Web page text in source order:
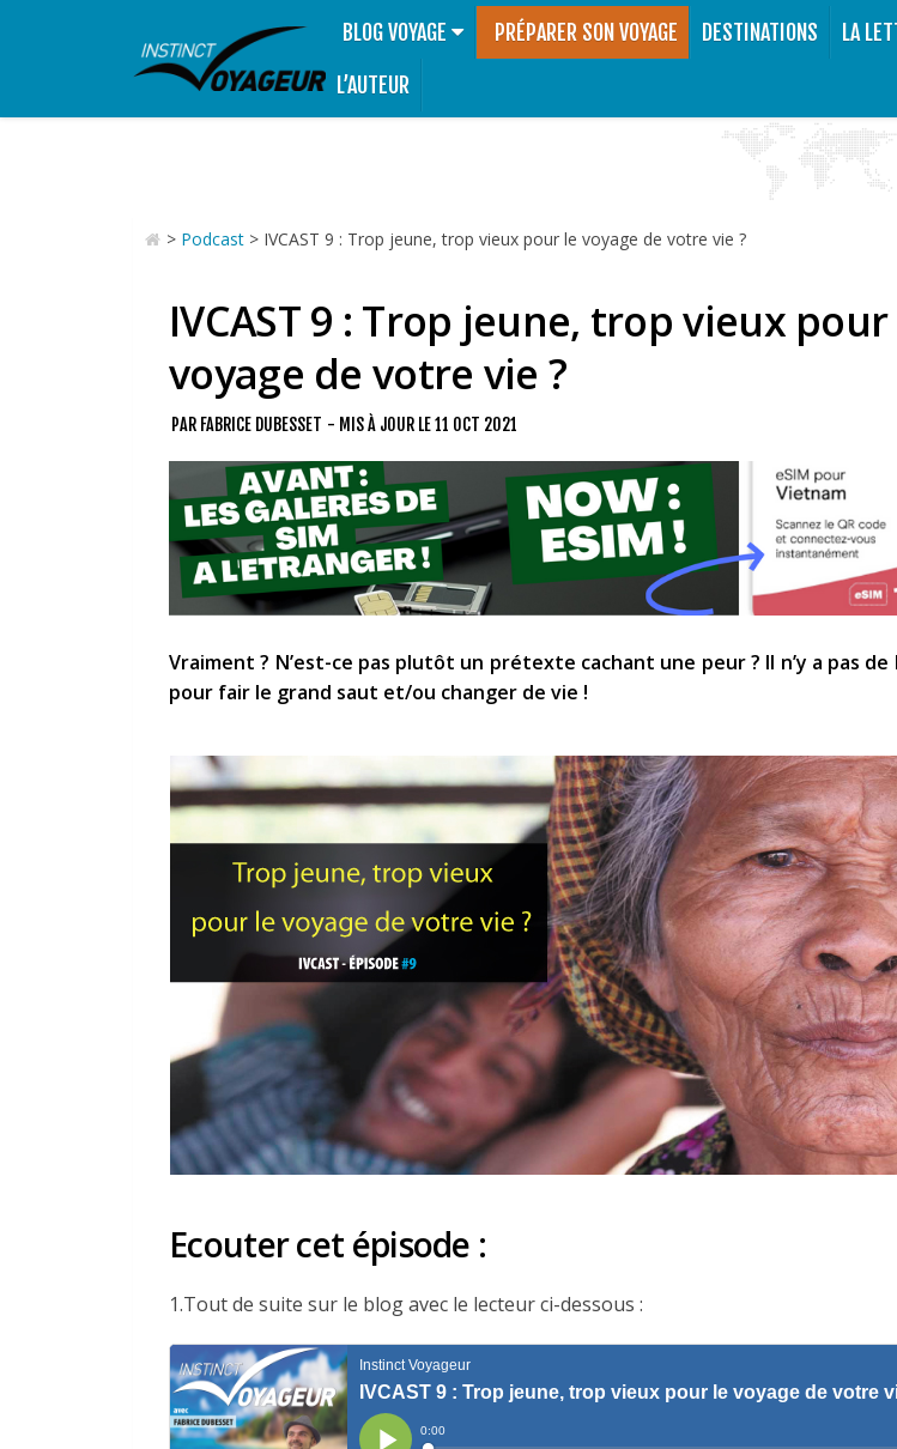
BLOG VOYAGE PRÉPARER SON VOYAGE DESTINATIONS LA
L’AUTEUR
> Podcast > IVCAST 9 : Trop jeune, trop vieux pour le voyage de votre vie ?
IVCAST 9 : Trop jeune, trop vieux
voyage de votre vie ?
PAR FABRICE DUBESSET - MIS À JOUR LE11 OCT 2021
Vraiment ? N’est-ce pas plutôt un prétexte cachant une peur ? Il n’y a pas
pour fair le grand saut et/ou changer de vie !
Ecouter cet épisode :
1.Tout de suite sur le blog avec le lecteur ci-dessous :